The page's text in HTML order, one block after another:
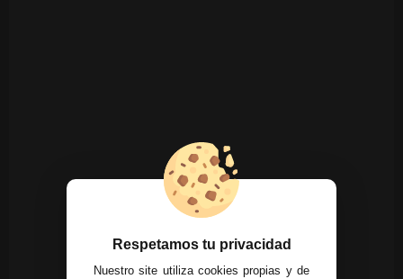
Respetamos tu privacidad
Nuestro site utiliza cookies propias y de